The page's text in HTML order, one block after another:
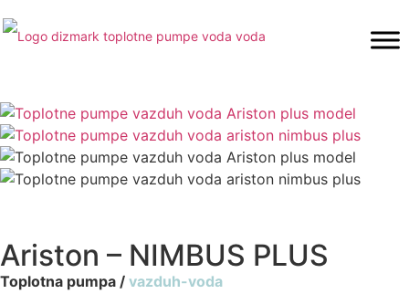
Ariston – NIMBUS PLUS
Toplotna pumpa / vazduh-voda